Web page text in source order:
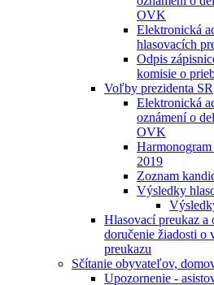
OVK
Elektronická
hlasovacích
Odpis
komisie o
Voľby prezidenta SR
Elektronická
oznámení o
OVK
2019
Zoznam
Výsledky
Hlasovací preukaz a
doručenie žiadosti o
preukazu
Sčítanie obyvateľov,
Upozornenie -